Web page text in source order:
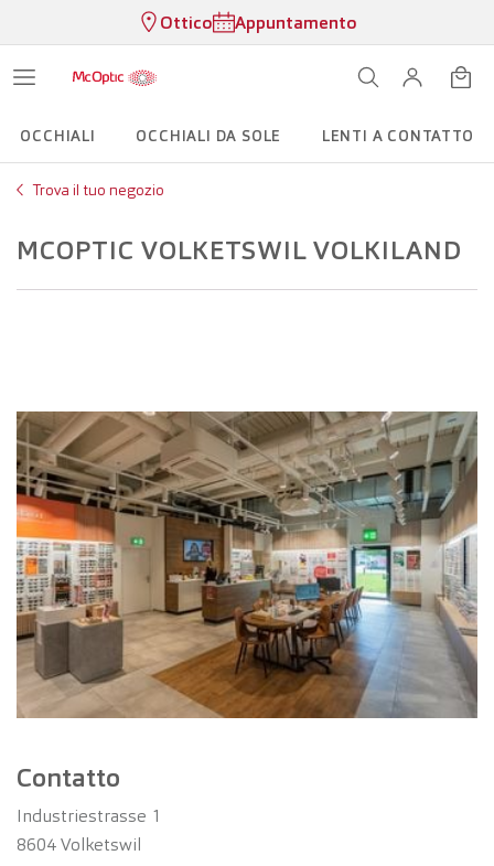
Ottico Appuntamento
OCCHIALI OCCHIALI DA SOLE LENTI A CONTATTO
Trova il tuo negozio
MCOPTIC VOLKETSWIL VOLKILAND
Contatto
Industriestrasse 1
8604Volketswil